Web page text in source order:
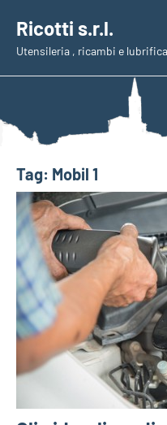
contenuto
Ricotti s.r.l.
Utensileria , ricambi e
Tag: Mobil 1